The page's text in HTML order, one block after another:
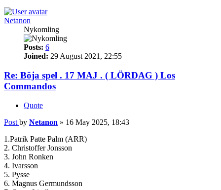
Netanon
Nykomling
Posts: 6
Joined: 29 August 2021, 22:55
Re: Böja spel . 17 MAJ . ( LÖRDAG ) Los
Commandos
Quote
Post by Netanon » 16 May 2025, 18:43
1.Patrik Patte Palm (ARR)
2. Christoffer Jonsson
3. John Ronken
4. Ivarsson
5. Pysse
6. Magnus Germundsson